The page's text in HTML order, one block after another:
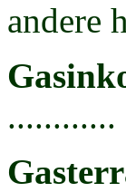
andere
............